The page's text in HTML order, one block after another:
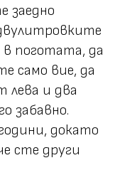
заедно
в поготата, да
само вие, да
лева и два
забавно.
докато
сте други